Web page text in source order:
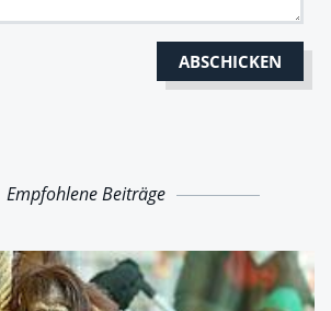
Empfohlene Beiträge